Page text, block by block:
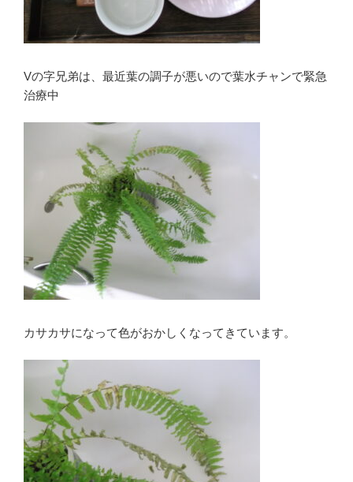
Vの字兄弟は、最近葉の調子が悪いので葉水チャンで緊急
治療中
カサカサになって色がおかしくなってきています。